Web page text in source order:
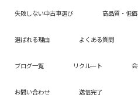
失敗しない中古車選び 高品質・低
選ばれる理由 よくある質問
ブログ一覧 リクルート
お問い合わせ 送信完了